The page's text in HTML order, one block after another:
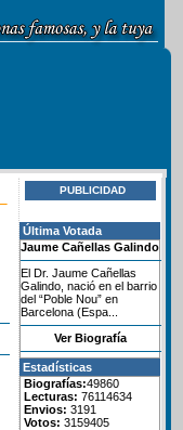
PUBLICIDAD
Última Votada
Jaume Cañellas Galindo
El Dr. Jaume Cañellas
Galindo, nació en el barrio
del “Poble Nou” en
Barcelona (Espa...
Ver Biografía
Estadísticas
Biografías:49860
Lecturas: 76114634
Envios: 3191
Votos: 3159405